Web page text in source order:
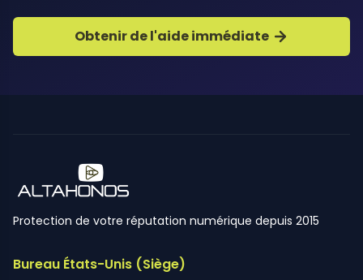
Obtenir de l'aide immédiate
Protection de votre réputation numérique depuis 2015
Bureau États-Unis (Siège)